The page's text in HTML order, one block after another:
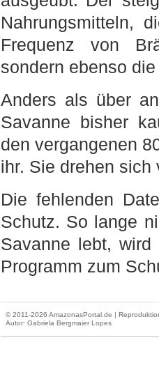
Nahrungsmitteln,
Frequenz von
sondern ebenso
Anders als über
Savanne bisher
den vergangenen
ihr. Sie drehen
Die fehlenden
Schutz. So lange
Savanne lebt,
Programm zum
© 2011-2026 AmazonasPortal.de |
Autor: Gabriela Bergmaier Lopes